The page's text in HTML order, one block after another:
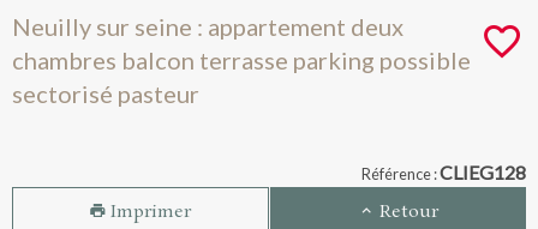
Neuilly sur seine : appartement deux
chambres balcon terrasse parking possible
sectorisé pasteur
Référence :CLIEG128
Imprimer Retour